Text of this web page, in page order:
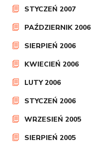
STYCZEŃ 2007
PAŹDZIERNIK 2006
SIERPIEŃ 2006
KWIECIEŃ 2006
LUTY 2006
STYCZEŃ 2006
WRZESIEŃ 2005
SIERPIEŃ 2005